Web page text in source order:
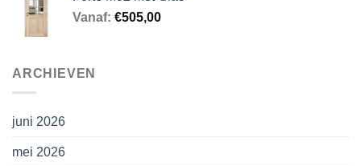
Vanaf: €505,00
ARCHIEVEN
juni 2026
mei 2026